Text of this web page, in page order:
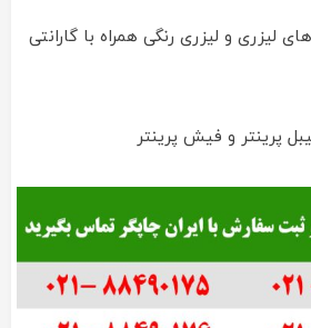
لیزری و لیزری رنگی همراه با گارانتی